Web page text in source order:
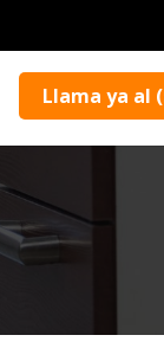
Llama ya al